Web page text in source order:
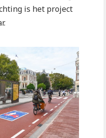
is het project